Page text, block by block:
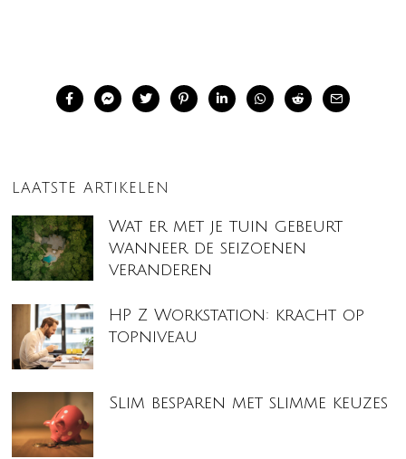
LAATSTE ARTIKELEN
Wat er met je tuin gebeurt
wanneer de seizoenen
veranderen
HP Z Workstation: kracht op
topniveau
Slim besparen met slimme keuzes